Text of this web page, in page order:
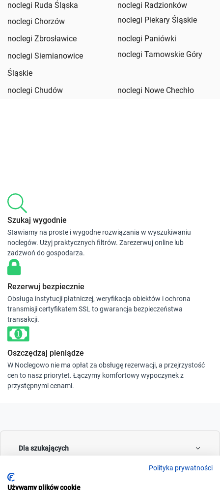
noclegi Ruda Śląska
noclegi Radzionków
noclegi Chorzów
noclegi Piekary Śląskie
noclegi Zbrosławice
noclegi Paniówki
noclegi Siemianowice
Śląskie
noclegi Tarnowskie Góry
noclegi Chudów noclegi Nowe Chechło
Szukaj wygodnie
Stawiamy na proste i wygodne rozwiązania w wyszukiwaniu
noclegów. Użyj praktycznych filtrów. Zarezerwuj online lub
zadzwoń do gospodarza.
Rezerwuj bezpiecznie
Obsługa instytucji płatniczej, weryfikacja obiektów i ochrona
transmisji certyfikatem SSL to gwarancja bezpieczeństwa
transakcji.
Oszczędzaj pieniądze
W Noclegowo nie ma opłat za obsługę rezerwacji, a przejrzystość
cen to nasz priorytet. Łączymy komfortowy wypoczynek z
przystępnymi cenami.
Dla szukających
Polityka prywatności
Używamy plików cookie